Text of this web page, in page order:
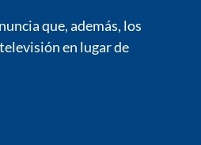
que, además, los
en lugar de